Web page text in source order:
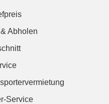
Abholen
Service